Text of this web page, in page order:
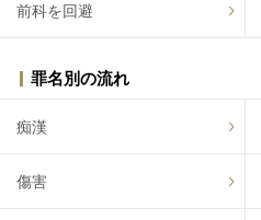
前科を回避
罪名別の流れ
痴漢
傷害